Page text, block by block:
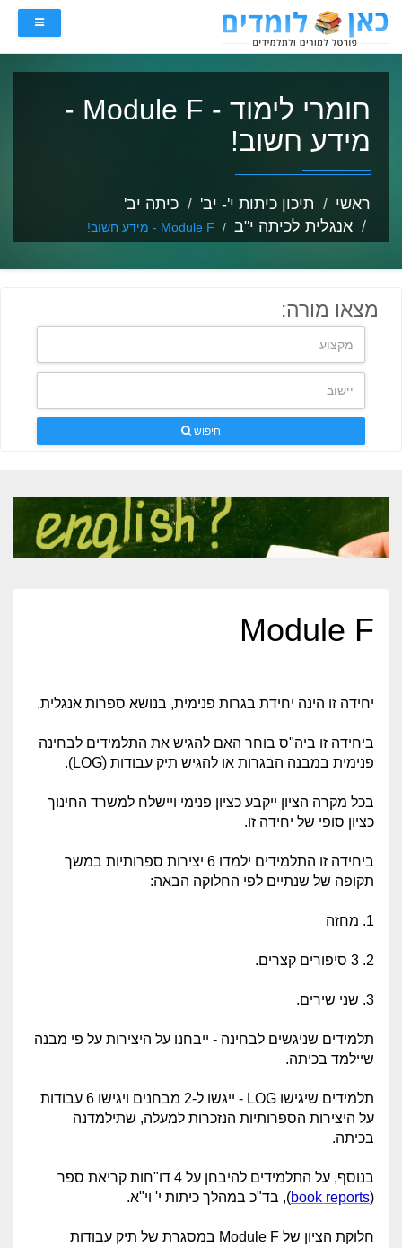
חומרי לימוד - Module F -
מידע חשוב!
ראשי תיכון כיתות י'- יב'
כיתה יב'
אנגלית לכיתה י"ב
Module F - מידע חשוב!
מצאו מורה:
חיפוש
Module F​
יחידה זו הינה יחידת בגרות פנימית, בנושא ספרות אנגלית.
ביחידה זו ביה"ס בוחר האם להגיש את התלמידים לבחינה
פנימית במבנה הבגרות או להגיש תיק עבודות (LOGׂׂׂ).
בכל מקרה הציון ייקבע כציון פנימי ויישלח למשרד החינוך
כציון סופי של יחידה זו.
ביחידה זו התלמידים ילמדו 6 יצירות ספרותיות במשך
תקופה של שנתיים לפי החלוקה הבאה:
1. מחזה
2. 3 סיפורים קצרים.
3. שני שירים.
תלמידים שניגשים לבחינה - ייבחנו על היצירות על פי מבנה
שיילמד בכיתה.
תלמידים שיגישו LOG - ייגשו ל-2 מבחנים ויגישו 6 עבודות
על היצירות הספרותיות הנזכרות למעלה, שתילמדנה
בכיתה.
בנוסף, על התלמידים להיבחן על 4 דו"חות קריאת ספר
(
book reports), בד"כ במהלך כיתות י' וי"א.
חלוקת הציון של Module F במסגרת של תיק עבודות